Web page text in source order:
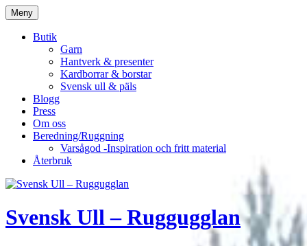
Hoppa
till
innehåll
Meny
Butik
Garn
Hantverk & presenter
Kardborrar & borstar
Svensk ull & päls
Blogg
Press
Om oss
Beredning/Ruggning
Varsågod -Inspiration och fritt material
Återbruk
Svensk Ull – Ruggugglan